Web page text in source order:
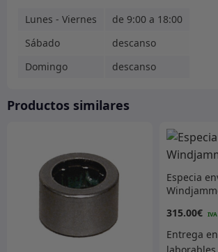
Lunes - Viernes
de 9:00 a 18:00
Sábado
descanso
Domingo
descanso
Productos similares
Especia
315.00€